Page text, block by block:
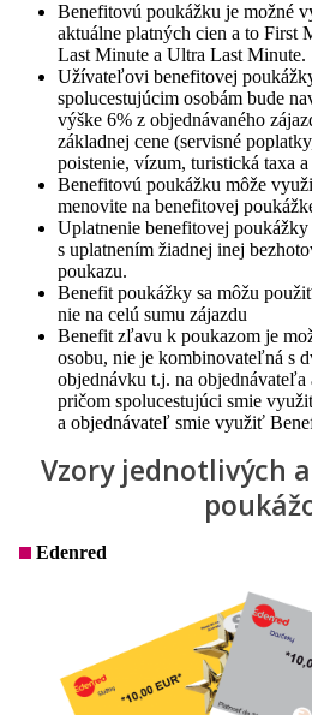
Benefitovú poukážku je možné
aktuálne platných cien a to First
Last Minute a Ultra Last Minute.
Užívateľovi benefitovej
spolucestujúcim osobám bude
výške 6% z objednávaného
základnej cene (servisné
poistenie, vízum, turistická taxa a
Benefitovú poukážku môže
menovite na benefitovej
Uplatnenie benefitovej
s uplatnením žiadnej inej
poukazu.
Benefit poukážky sa môžu
nie na celú sumu zájazdu
Benefit zľavu k poukazom je
osobu, nie je kombinovateľná s
objednávku t.j. na objednávateľa
pričom spolucestujúci smie
a objednávateľ smie využiť
Vzory jednotlivých
Edenred